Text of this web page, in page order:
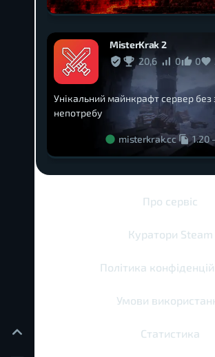
MisterKrak 2
20,6
0 0
Унікальний майнкрафт сервер без зайвого
непотребу
misterkrak.cc 1.20
Про сервіс
Куратори Steam
Політика
Умови
Статистика